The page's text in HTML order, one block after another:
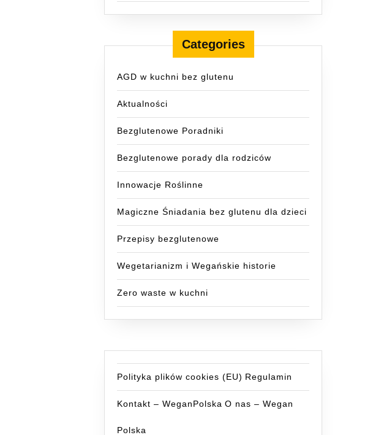
Categories
AGD w kuchni bez glutenu
Aktualności
Bezglutenowe Poradniki
Bezglutenowe porady dla rodziców
Innowacje Roślinne
Magiczne Śniadania bez glutenu dla dzieci
Przepisy bezglutenowe
Wegetarianizm i Wegańskie historie
Zero waste w kuchni
Polityka plików cookies (EU) Regulamin
Kontakt – WeganPolska O nas – Wegan
Polska